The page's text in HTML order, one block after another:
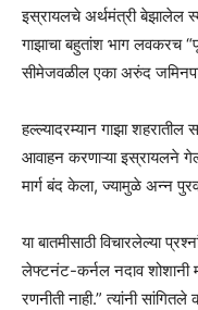
इस्रायलचे अर्थमंत्री बेझालेल
गाझाचा बहुतांश भाग लवकरच
सीमेजवळील एका अरुंद
हल्ल्यादरम्यान गाझा शहरातील
आवाहन करणाऱ्या इस्रायलने
मार्ग बंद केला, ज्यामुळे अन्न
या बातमीसाठी विचारलेल्या
लेफ्टनंट-कर्नल नदाव शोशानी
रणनीती नाही.” त्यांनी